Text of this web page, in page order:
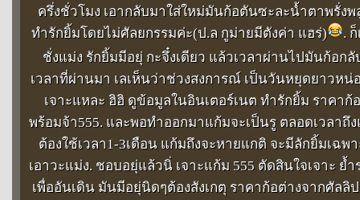
ครึ่งชั่วโมง เอากลับมาใส่ใหม่มันก้อตันซะละน้ำตาพรั่งพ
ทำรักยิ้มโดยไม่ศัลยกรรมค่ะ(ป.ล กูม่ายมีตังค่า แฮร่)
.
ชั่งแม่ง รักยิ้มมีอยุ่ กะจึ๋งเดียว แล้วเวลาผ่านไปมันก้อก
เวลาที่ผ่านมา เลเห็นว่าช่วงสงการณ์ เป็นวันหยุดยาวหน่
เจาะแหละ ฮิฮิ ดูข้อมูลในอินเตอร์เนต ทำรักยิ้ม ราคา
พร้อมจ้า555. และพอทำออกมาแก้มจะเป็นรู ตลอดเวลาถึ
ต้องใช้เวลา1-3เดือน แก้มถึงจะหายแกติ จะมีลักยิ้มเฉพา
เอาวะแม่ง. ชอบอยุ่แล้วนิ่ เจาะแก้ม 555 ตัดสินใจเจาะ ย้ำ
เพื่ออันเดิน มันมีอยุ่นิดๆต้องสังเกตุ ราคาก้อต่างจากศัล